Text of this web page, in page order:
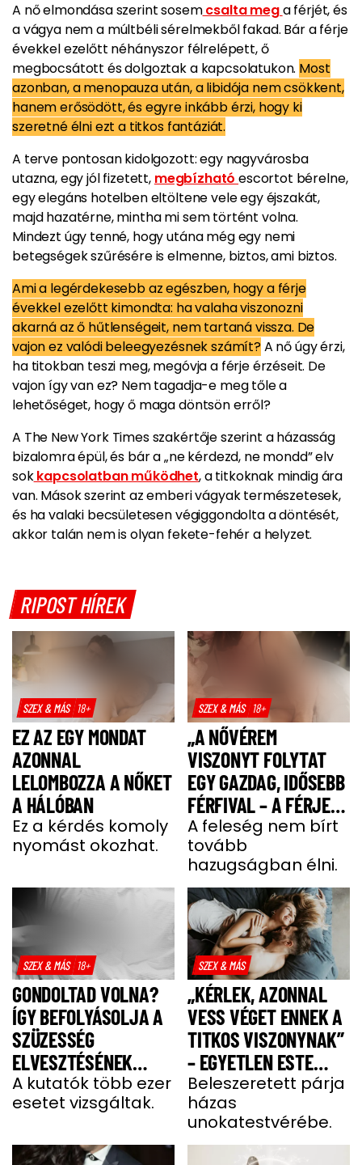
A nő elmondása szerint sosemcsalta mega férjét, és
a vágya nem a múltbéli sérelmekből fakad. Bár a férje
évekkel ezelőtt néhányszor félrelépett, ő
megbocsátott és dolgoztak a kapcsolatukon. Most
azonban, a menopauza után, a libidója nem csökkent,
hanem erősödött, és egyre inkább érzi, hogy ki
szeretné élni ezt a titkos fantáziát.
A terve pontosan kidolgozott: egy nagyvárosba
utazna, egy jól fizetett, megbízhatóescortot bérelne,
egy elegáns hotelben eltöltene vele egy éjszakát,
majd hazatérne, mintha mi sem történt volna.
Mindezt úgy tenné, hogy utána még egy nemi
betegségek szűrésére is elmenne, biztos, ami biztos.
Ami a legérdekesebb az egészben, hogy a férje
évekkel ezelőtt kimondta: ha valaha viszonozni
akarná az ő hűtlenségeit, nem tartaná vissza. De
vajon ez valódi beleegyezésnek számít?A nő úgy érzi,
ha titokban teszi meg, megóvja a férje érzéseit. De
vajon így van ez? Nem tagadja-e meg tőle a
lehetőséget, hogy ő maga döntsön erről?
A The New York Times szakértője szerint a házasság
bizalomra épül, és bár a „ne kérdezd, ne mondd” elv
sokkapcsolatban működhet, a titkoknak mindig ára
van. Mások szerint az emberi vágyak természetesek,
és ha valaki becsületesen végiggondolta a döntését,
akkor talán nem is olyan fekete-fehér a helyzet.
RIPOST HÍREK
SZEX & MÁS 18+
EZ AZ EGY MONDAT
AZONNAL
LELOMBOZZA A NŐKET
A HÁLÓBAN
Ez a kérdés komoly
nyomást okozhat.
SZEX & MÁS 18+
„A NŐVÉREM
VISZONYT FOLYTAT
EGY GAZDAG, IDŐSEBB
FÉRFIVAL – A FÉRJE
TUD RÓLA”
A feleség nem bírt
tovább
hazugságban élni.
SZEX & MÁS 18+
GONDOLTAD VOLNA?
ÍGY BEFOLYÁSOLJA A
SZÜZESSÉG
ELVESZTÉSÉNEK
IDEJE AZ ÖREGEDÉST
A kutatók több ezer
esetet vizsgáltak.
SZEX & MÁS
„KÉRLEK, AZONNAL
VESS VÉGET ENNEK A
TITKOS VISZONYNAK”
– EGYETLEN ESTE
ALATT SZERELMI
HÁROMSZÖGBE
CSÖPPENT
Beleszeretett párja
házas
unokatestvérébe.